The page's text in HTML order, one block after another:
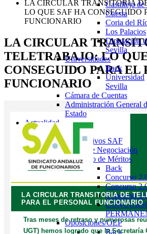
Castilleja de
Cuesta
Coria del
Los Palacios
Diputación
Sevilla
Universidades
Back
Universidad
Sevilla
Cámara de Cuentas
Administración General
Estado
Actualidad
Back
Informativos SAF
Mesas de Negociación
Concurso de Méritos
Back
Concurso
Concurso
Concurso
Oposiciones/OEP
Back
LA CIRCULAR TRANSITORIA
LO QUE SAF HA CONSEGUIDO
FUNCIONARIO
LA CIRCULAR
TELETRABAJO: LO
CONSEGUIDO PARA EL
FUNCIONARIO
LA CIRCULAR TRANSITORIA DE
PARA EL PERSONAL FUNCIONARIO
Tras meses de retraso y numerosas
UGT) hemos logrado que la